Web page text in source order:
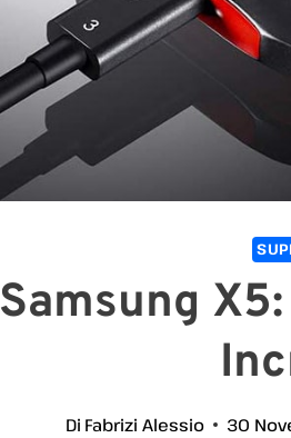
Samsung
Di Fabrizi Alessio 30